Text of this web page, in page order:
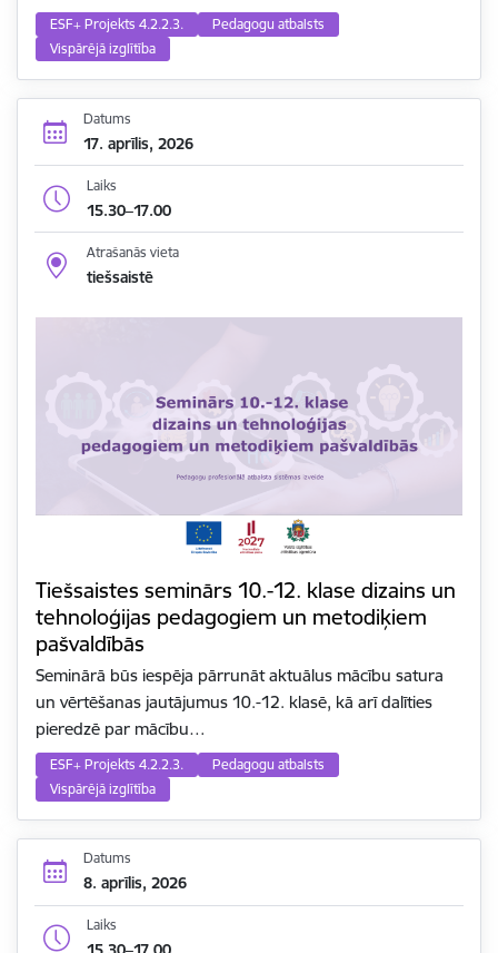
ESF+ Projekts 4.2.2.3.
Pedagogu atbalsts
Vispārējā izglītība
Datums
17. aprīlis, 2026
Laiks
15.30–17.00
Atrašanās vieta
tiešsaistē
Tiešsaistes seminārs 10.-12. klase dizains un
tehnoloģijas pedagogiem un metodiķiem
pašvaldībās
Seminārā būs iespēja pārrunāt aktuālus mācību satura
un vērtēšanas jautājumus 10.-12. klasē, kā arī dalīties
pieredzē par mācību…
ESF+ Projekts 4.2.2.3.
Pedagogu atbalsts
Vispārējā izglītība
Datums
8. aprīlis, 2026
Laiks